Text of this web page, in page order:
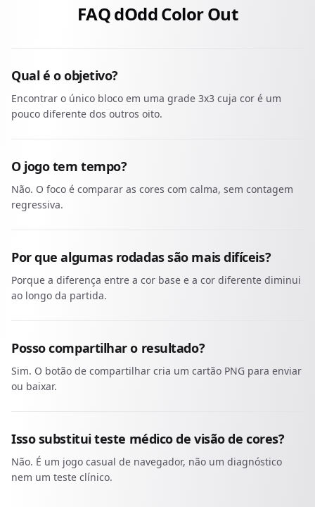
FAQ dOdd Color Out
Qual é o objetivo?
Encontrar o único bloco em uma grade 3x3 cuja cor é um
pouco diferente dos outros oito.
O jogo tem tempo?
Não. O foco é comparar as cores com calma, sem contagem
regressiva.
Por que algumas rodadas são mais difíceis?
Porque a diferença entre a cor base e a cor diferente diminui
ao longo da partida.
Posso compartilhar o resultado?
Sim. O botão de compartilhar cria um cartão PNG para enviar
ou baixar.
Isso substitui teste médico de visão de cores?
Não. É um jogo casual de navegador, não um diagnóstico
nem um teste clínico.